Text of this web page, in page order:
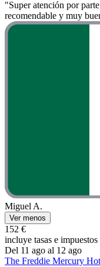
"Super atención por
recomendable y muy
Miguel A.
Ver menos
152 €
incluye tasas e impuestos
Del 11 ago al 12 ago
The Freddie Mercury